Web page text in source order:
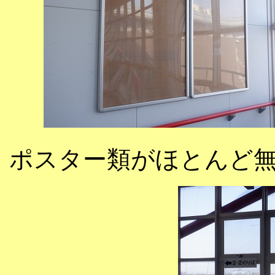
ポスター類がほとんど